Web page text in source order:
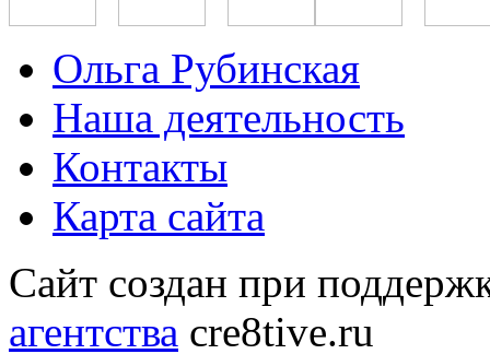
Ольга Рубинская
Наша деятельность
Контакты
Карта сайта
Сайт создан при
агентства cre8tive.ru